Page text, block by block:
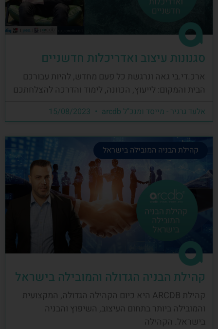
סגנונות עיצוב ואדריכלות חדשניים
ארכ.די.בי גאה ונרגשת כל פעם מחדש, להיות עבורכם
הבית והמקום: לייעוץ, הכוונה, לימוד והדרכה להצלחתכם
אלעד גרגיר - מייסד ומנכ"ל arcdb
קהילת הבניה המובילה בישראל
קהילת הבניה הגדולה והמובילה בישראל
קהילת ARCDB היא כיום הקהילה הגדולה, המקצועית
והמובילה ביותר בתחום העיצוב, השיפוץ והבניה
בישראל. הקהילה